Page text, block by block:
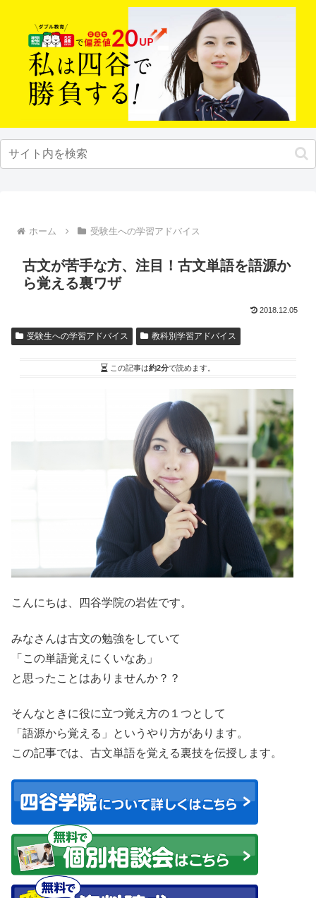
ホーム 受験生への学習アドバイス
古文が苦手な方、注目！古文単語を語源か
ら覚える裏ワザ
2018.12.05
受験生への学習アドバイス 教科別学習アドバイス
この記事は約2分で読めます。
こんにちは、四谷学院の岩佐です。
みなさんは古文の勉強をしていて
「この単語覚えにくいなあ」
と思ったことはありませんか？？
そんなときに役に立つ覚え方の１つとして
「語源から覚える」というやり方があります。
この記事では、古文単語を覚える裏技を伝授します。